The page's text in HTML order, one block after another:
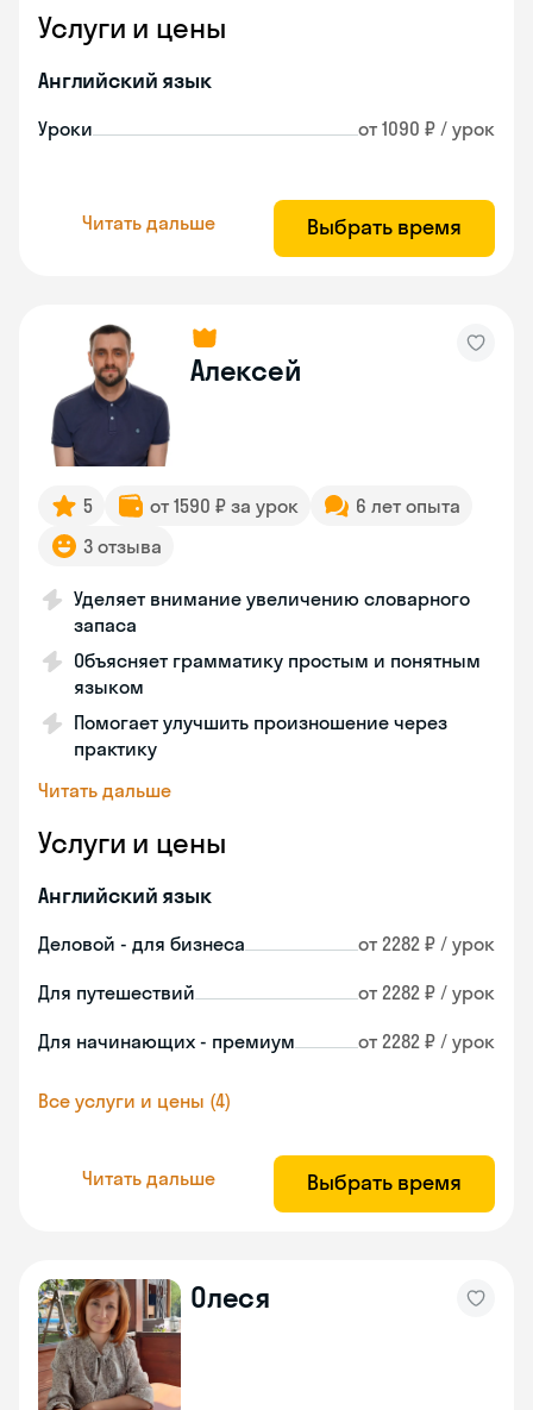
Услуги и цены
Английский язык
Уроки от 1090 ₽ / урок
Читать дальше Выбрать время
Алексей
5 от 1590 ₽ за урок
6 лет опыта
3 отзыва
Уделяет внимание увеличению словарного
запаса
Объясняет грамматику простым и понятным
языком
Помогает улучшить произношение через
практику
Читать дальше
Услуги и цены
Английский язык
Деловой - для бизнеса от 2282 ₽ / урок
Для путешествий от 2282 ₽ / урок
Для начинающих - премиум от 2282 ₽ / урок
Все услуги и цены (4)
Читать дальше Выбрать время
Олеся